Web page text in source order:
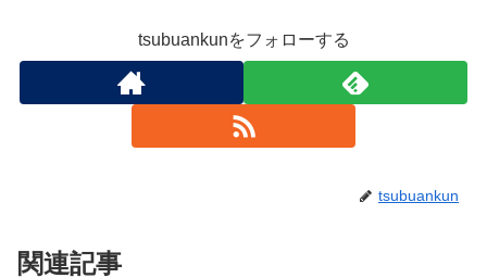
tsubuankunをフォローする
tsubuankun
関連記事